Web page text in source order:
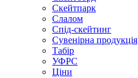
Скейтпарк
Слалом
Спід-скейтинг
Сувенірна продукція
Табір
УФРС
Ціни